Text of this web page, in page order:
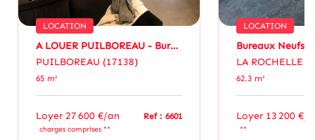
LOCATION
A LOUER PUILBOREAU - Bureaux 65 M²
PUILBOREAU (17138)
65 m²
Loyer 27 600 €/an
charges comprises **
Ref : 6601
LOCATION
LA ROCHELLE
62.3 m²
Loyer 13 200 €/
**